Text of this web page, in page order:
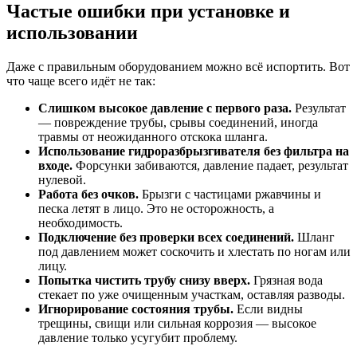
Частые ошибки при установке и
использовании
Даже с правильным оборудованием можно всё испортить. Вот
что чаще всего идёт не так:
Слишком высокое давление с первого раза. Результат
— повреждение трубы, срывы соединений, иногда
травмы от неожиданного отскока шланга.
Использование гидроразбрызгивателя без фильтра на
входе. Форсунки забиваются, давление падает, результат
нулевой.
Работа без очков. Брызги с частицами ржавчины и
песка летят в лицо. Это не осторожность, а
необходимость.
Подключение без проверки всех соединений. Шланг
под давлением может соскочить и хлестать по ногам или
лицу.
Попытка чистить трубу снизу вверх. Грязная вода
стекает по уже очищенным участкам, оставляя разводы.
Игнорирование состояния трубы. Если видны
трещины, свищи или сильная коррозия — высокое
давление только усугубит проблему.